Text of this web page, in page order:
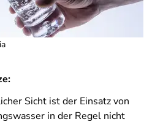
Sicht ist der Einsatz von
in der Regel nicht